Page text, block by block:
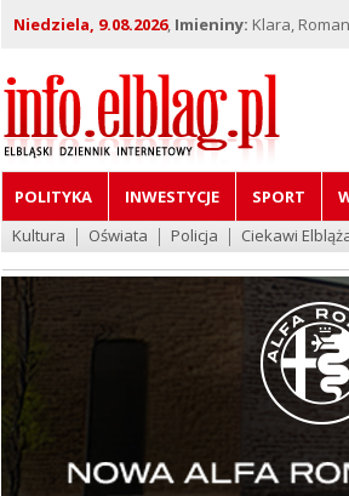
Niedziela, 9.08.2026, Imieniny: Klara,
POLITYKA INWESTYCJE SPORT
Kultura
Oświata Policja Ciekawi